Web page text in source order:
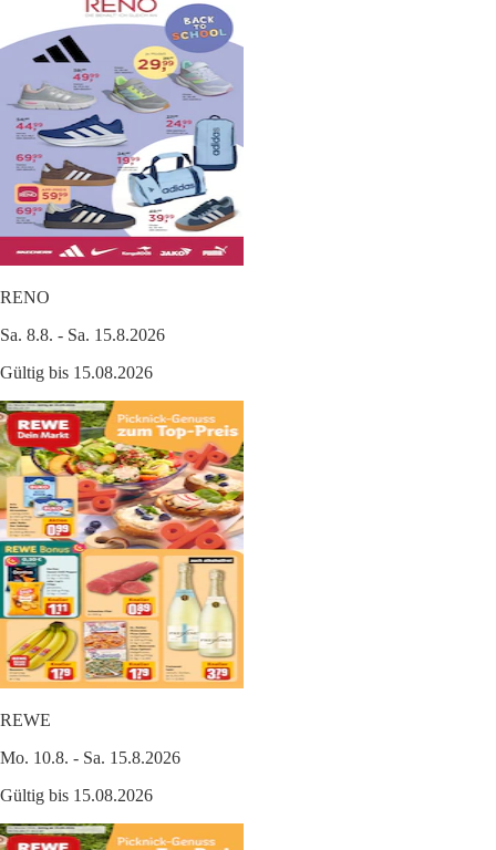
RENO
Sa. 8.8. - Sa. 15.8.2026
Gültig bis 15.08.2026
REWE
Mo. 10.8. - Sa. 15.8.2026
Gültig bis 15.08.2026